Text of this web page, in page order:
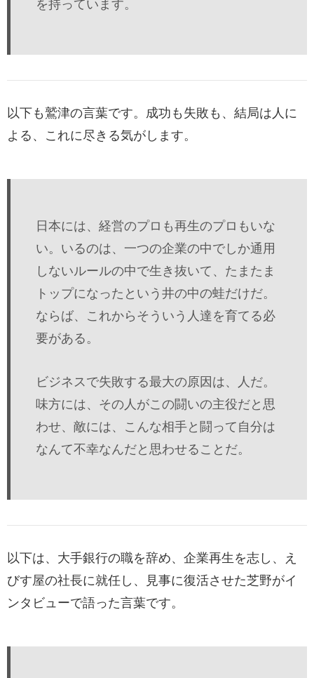
を持っています。
以下も鷲津の言葉です。成功も失敗も、結局は人に
よる、これに尽きる気がします。
日本には、経営のプロも再生のプロもいな
い。いるのは、一つの企業の中でしか通用
しないルールの中で生き抜いて、たまたま
トップになったという井の中の蛙だけだ。
ならば、これからそういう人達を育てる必
要がある。
ビジネスで失敗する最大の原因は、人だ。
味方には、その人がこの闘いの主役だと思
わせ、敵には、こんな相手と闘って自分は
なんて不幸なんだと思わせることだ。
以下は、大手銀行の職を辞め、企業再生を志し、え
びす屋の社長に就任し、見事に復活させた芝野がイ
ンタビューで語った言葉です。